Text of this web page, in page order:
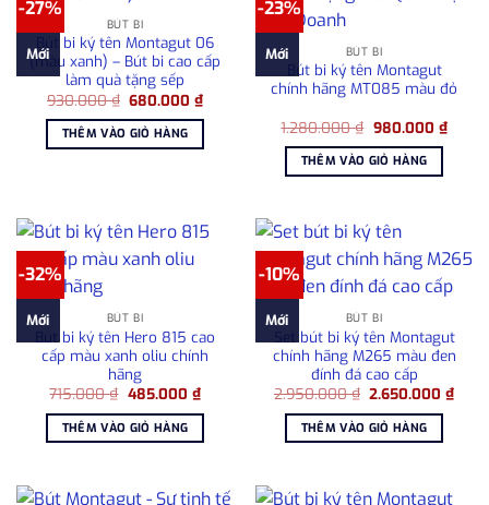
-27%
Mới
BÚT BI
Bút bi ký tên Montagut 06
(màu xanh) – Bút bi cao cấp
làm quà tặng sếp
930.000₫ Giá
là:
930.000 ₫.
680.000₫Giá
hiện
680.000 ₫.
THÊM VÀO GIỎ HÀNG
-23%
Mới BÚT BI
Bút bi ký tên Montagut
chính hãng MT085 màu đỏ
1.280.000₫ Giá
là:
1.280.000 ₫.
980.000 ₫Giá
hiện
THÊM VÀO GIỎ HÀNG
-32%
Mới BÚT BI
Bút bi ký tên Hero 815 cao
cấp màu xanh oliu chính
hãng
715.000₫ Giá
là:
715.000 ₫.
485.000 ₫Giá
hiện
tại
485.000 ₫.
THÊM VÀO GIỎ HÀNG
-10%
Mới BÚT BI
Set bút bi ký tên Montagut
chính hãng M265 màu đen
đính đá cao cấp
2.950.000₫ Giá
là:
2.950.000 ₫.
2.650.000₫Giá
hiện
THÊM VÀO GIỎ HÀNG